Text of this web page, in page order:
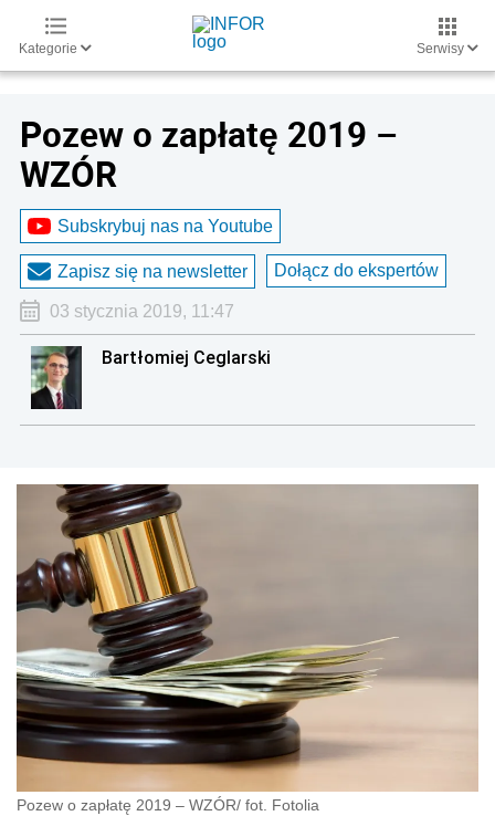
Kategorie Serwisy
Pozew o zapłatę 2019 –
WZÓR
Subskrybuj nas na Youtube
Zapisz się na newsletter Dołącz do ekspertów
03 stycznia 2019, 11:47
Bartłomiej Ceglarski
Pozew o zapłatę 2019 – WZÓR/ fot. Fotolia